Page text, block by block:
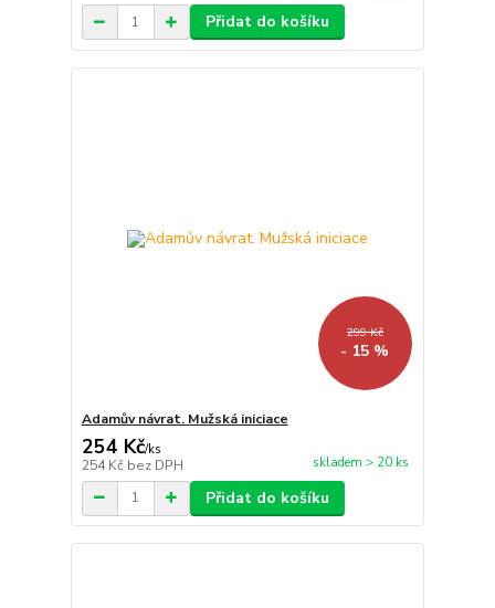
Přidat do košíku
299 Kč
- 15 %
Adamův návrat. Mužská iniciace
254 Kč/ks
254 Kč bez DPH skladem > 20 ks
Přidat do košíku